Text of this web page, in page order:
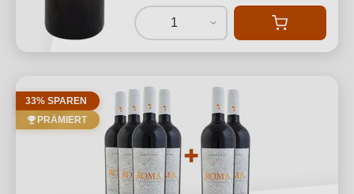
1
33% SPAREN
PRÄMIERT